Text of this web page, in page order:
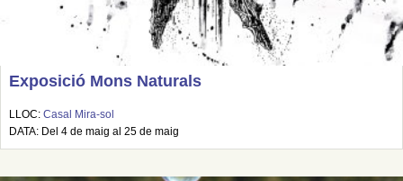
Exposició Mons Naturals
LLOC: Casal Mira-sol
DATA: Del 4 de maig al 25 de maig